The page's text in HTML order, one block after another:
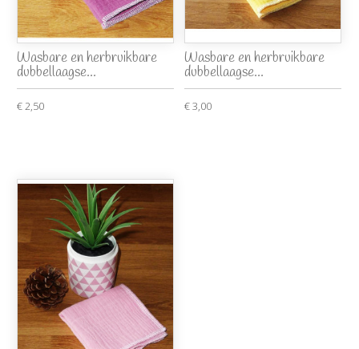
Wasbare en herbruikbare
dubbellaagse...
€ 2,50
Wasbare en herbruikbare
dubbellaagse...
€ 3,00